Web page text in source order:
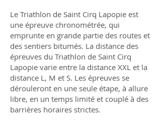
Le Triathlon de Saint Cirq Lapopie est
une épreuve chronométrée, qui
emprunte en grande partie des routes et
des sentiers bitumés. La distance des
épreuves du Triathlon de Saint Cirq
Lapopie varie entre la distance XXL et la
distance L, M et S. Les épreuves se
dérouleront en une seule étape, à allure
libre, en un temps limité et couplé à des
barrières horaires strictes.